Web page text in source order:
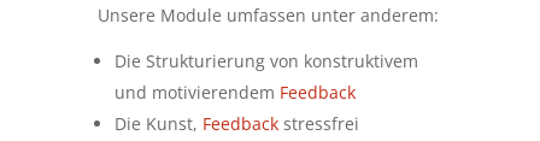
Unsere Module umfassen unter anderem:
Die Strukturierung von konstruktivem
und motivierendem Feedback
Die Kunst, Feedbackstressfrei